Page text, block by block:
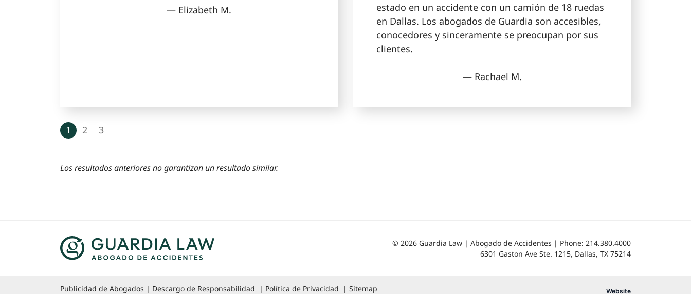
— Elizabeth M.
estado en un accidente con un camión de 18 ruedas
en Dallas. Los abogados de Guardia son accesibles,
conocedores y sinceramente se preocupan por sus
clientes.
— Rachael M.
1 2 3
Los resultados anteriores no garantizan un resultado similar.
© 2026 Guardia Law | Abogado de Accidentes | Phone: 214.380.4000
6301 Gaston Ave Ste. 1215, Dallas, TX 75214
Publicidad de Abogados Descargo de Responsabilidad Política de Privacidad Sitemap
Website